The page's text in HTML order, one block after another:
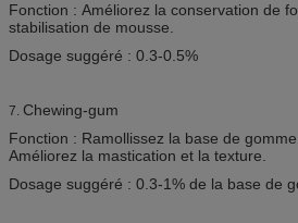
Fonction : Améliorez la conservation de
stabilisation de mousse.
Dosage suggéré : 0.3-0.5%
7. Chewing-gum
Fonction : Ramollissez la base de
Améliorez la mastication et la texture.
Dosage suggéré : 0.3-1% de la base de